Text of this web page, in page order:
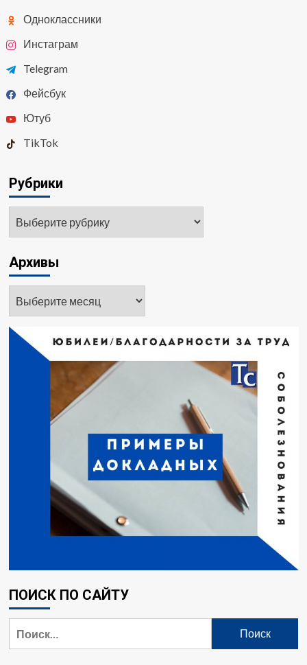
Одноклассники
Инстаграм
Telegram
Фейсбук
Ютуб
TikTok
Рубрики
Архивы
ПОИСК ПО САЙТУ